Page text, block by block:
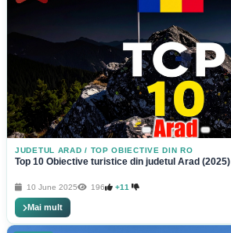
JUDETUL ARAD / TOP OBIECTIVE DIN RO
Top 10 Obiective turistice din judetul Arad (2025)
10 June 2025 196 +11
Mai mult